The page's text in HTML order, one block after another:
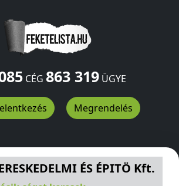
CÉG 863 319ÜGYE
Megrendelés
ÉS ÉPITÖ Kft. Asztalos u 3Érd 2030
ÉS ÉPITÖ Kft.